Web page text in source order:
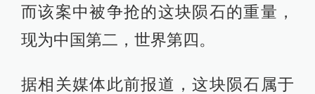
而该案中被争抢的这块陨石的重量，
现为中国第二，世界第四。
据相关媒体此前报道，这块陨石属于